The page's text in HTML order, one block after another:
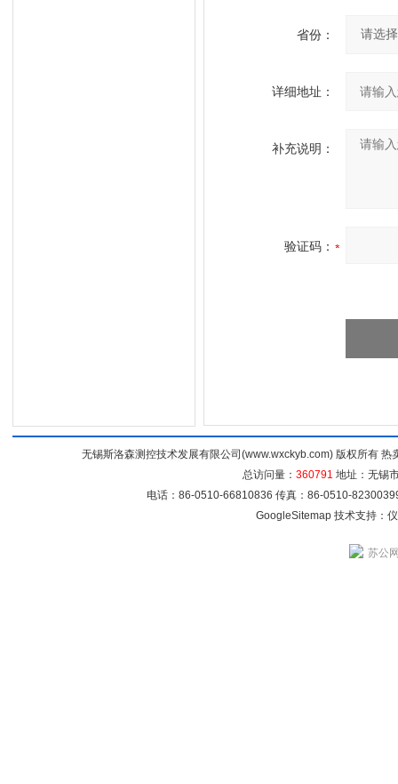
省份：
详细地址：
补充说明：
验证码：
无锡斯洛森测控技术发展有限公司(www.wxckyb.com) 版权所有
总访问量： 360791 地址：无锡
电话：86-0510-66810836 传真：86-0510-
GoogleSitemap技术支持：
苏公